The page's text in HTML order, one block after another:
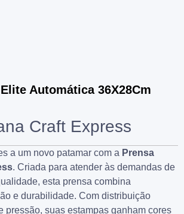
Automática 36X28Cm
Craft Express
a um novo patamar com a Prensa
. Criada para atender às demandas de
esta prensa combina
e durabilidade. Com distribuição
pressão, suas estampas ganham cores